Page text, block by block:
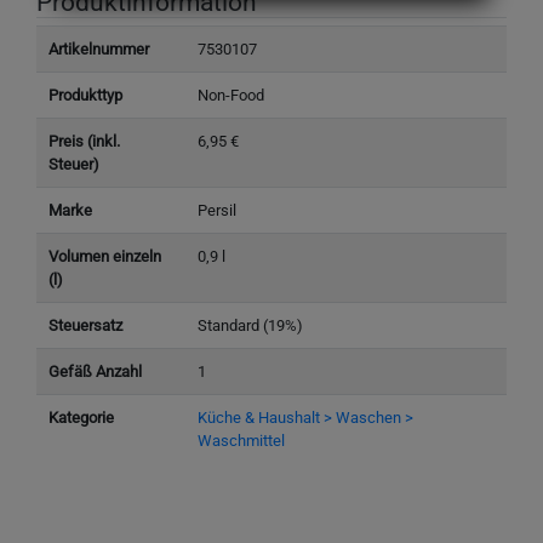
Artikelnummer 7530107
Produkttyp Non-Food
Preis (inkl.
Steuer)
6,95 €
Marke Persil
Volumen einzeln
(l)
0,9 l
Steuersatz Standard (19%)
Gefäß Anzahl 1
Kategorie
Küche & Haushalt > Waschen >
Waschmittel